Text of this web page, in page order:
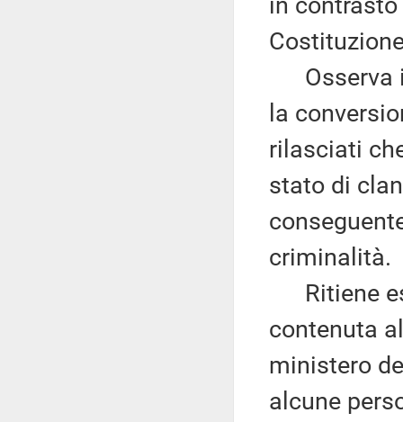
Osserva
la
rilasciati
stato di
criminalità.
Ritiene
contenuta
ministero
alcune